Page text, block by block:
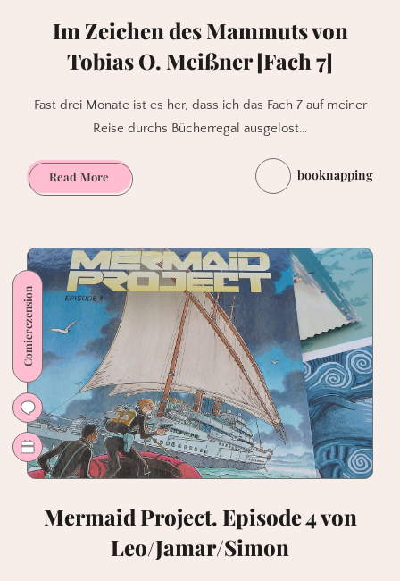
Im Zeichen des Mammuts von
Tobias O. Meißner [Fach 7]
Fast drei Monate ist es her, dass ich das Fach 7 auf meiner
Reise durchs Bücherregal ausgelost…
Read MoreIm
Zeichen
von
Tobias
O.
Meißner
[Fach
7]
booknapping
Comicrezension
Mermaid Project. Episode 4 von
Leo/Jamar/Simon